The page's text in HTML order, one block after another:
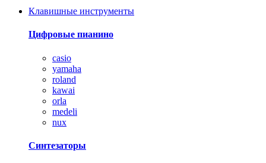
Клавишные инструменты
Цифровые пианино
casio
yamaha
roland
kawai
orla
medeli
nux
Синтезаторы